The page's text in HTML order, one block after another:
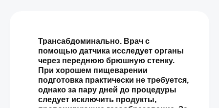
Трансабдоминально. Врач с
помощью датчика исследует органы
через переднюю брюшную стенку.
При хорошем пищеварении
подготовка практически не требуется,
однако за пару дней до процедуры
следует исключить продукты,